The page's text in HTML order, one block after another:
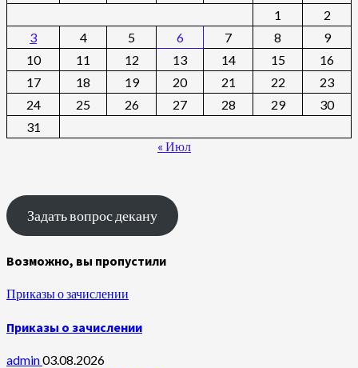
1
2
3
4 5 6 7 8
9
10
11 12 13 14 15
16
17
18 19 20 21 22
23
24
25 26 27 28 29
30
31
« Июл
Задать вопрос декану
Возможно, вы пропустили
Приказы о зачислении
Приказы о зачислении
admin03.08.2026